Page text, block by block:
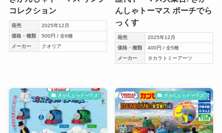
コレクション
発売
2025年12月
価格・種類
500円 / 全6種
メーカー
クオリア
んしゃトーマス ポーチでら
っくす
発売
2025年12月
価格・種類
400円 / 全5種
メーカー
タカラトミーアーツ
きかんしゃトーマス きかんしゃトーマス